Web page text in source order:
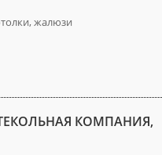
жалюзи
КОМПАНИЯ,